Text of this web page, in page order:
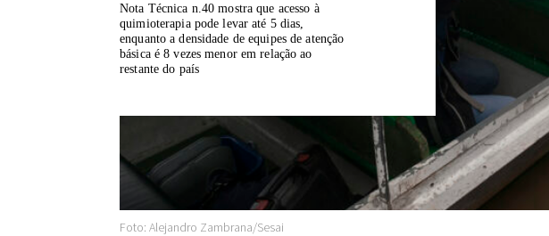
Foto: Alejandro Zambrana/Sesai
Nota Técnica n.40 mostra que acesso à
quimioterapia pode levar até 5 dias,
enquanto a densidade de equipes de atenção
básica é 8 vezes menor em relação ao
restante do país